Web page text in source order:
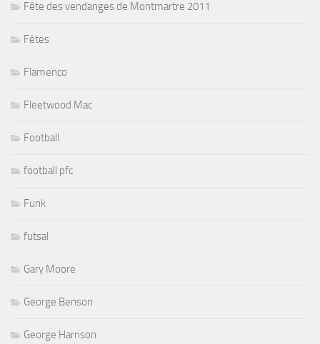
Fête des vendanges de Montmartre 2011
Fêtes
Flamenco
Fleetwood Mac
Football
football pfc
Funk
futsal
Gary Moore
George Benson
George Harrison